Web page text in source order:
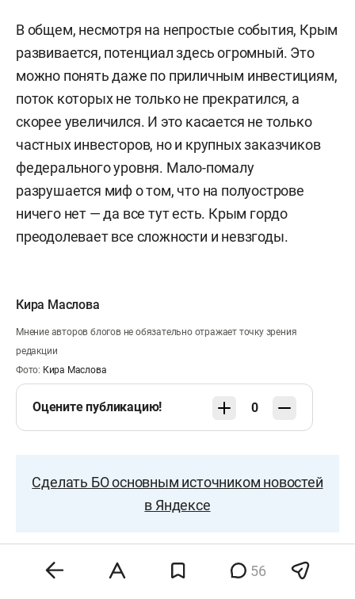
В общем, несмотря на непростые события, Крым
развивается, потенциал здесь огромный. Это
можно понять даже по приличным инвестициям,
поток которых не только не прекратился, а
скорее увеличился. И это касается не только
частных инвесторов, но и крупных заказчиков
федерального уровня. Мало-помалу
разрушается миф о том, что на полуострове
ничего нет — да все тут есть. Крым гордо
преодолевает все сложности и невзгоды.
Кира Маслова
Мнение авторов блогов не обязательно отражает точку зрения
редакции
Фото: Кира Маслова
Оцените публикацию! 0
Сделать БО основным источником новостей
в Яндексе
56